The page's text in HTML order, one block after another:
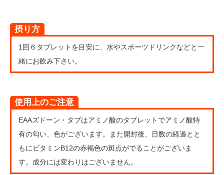
摂り方
1回６タブレットを目安に、水やスポーツドリンクなどと一
緒にお飲み下さい。
使用上のご注意
EAAズドーン・タブはアミノ酸のタブレットでアミノ酸特
有の匂い、色がございます。また開封後、日数の経過とと
もにビタミンB12の赤褐色の斑点がでることがございま
す。成分には変わりはございません。